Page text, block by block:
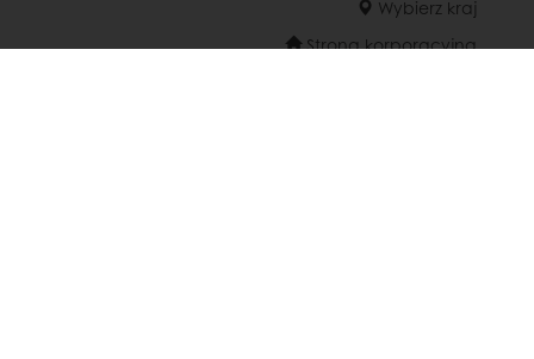
Wybierz kraj
Strona korporacyjna